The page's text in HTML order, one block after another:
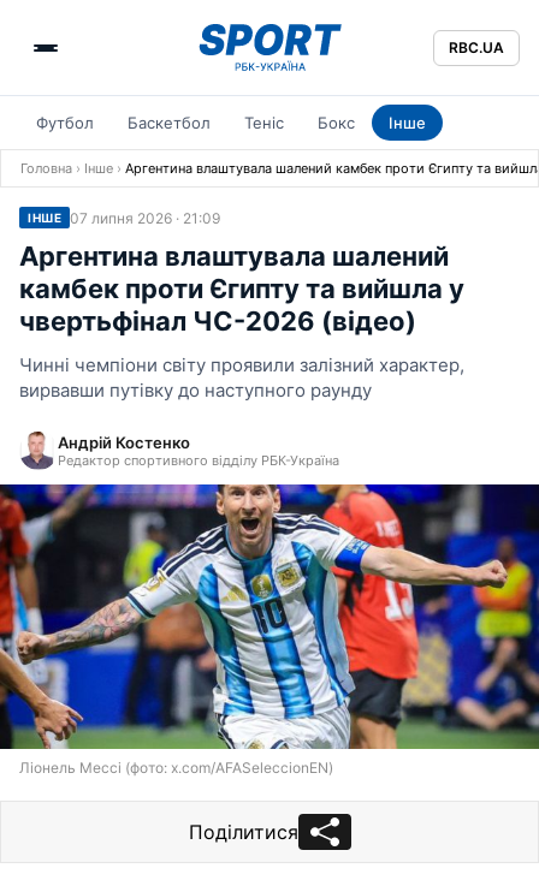
RBC.UA
Футбол Баскетбол Теніс Бокс Інше
Головна › Інше › Аргентина влаштувала шалений камбек проти Єгипту та
ІНШЕ 07 липня 2026 · 21:09
Аргентина влаштувала шалений
камбек проти Єгипту та вийшла у
чвертьфінал ЧС-2026 (відео)
Чинні чемпіони світу проявили залізний характер,
вирвавши путівку до наступного раунду
Андрій Костенко
Редактор спортивного відділу РБК-Україна
Ліонель Мессі (фото: x.com/AFASeleccionEN)
Поділитися